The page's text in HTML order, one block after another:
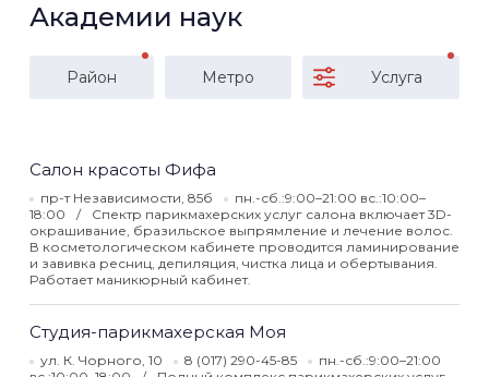
Академии наук
Район Метро Услуга
Салон красоты Фифа
пр-т Независимости, 85б
пн.-сб.:9:00–21:00 вс.:10:00–
18:00
Спектр парикмахерских услуг салона включает 3D-
окрашивание, бразильское выпрямление и лечение волос.
В косметологическом кабинете проводится ламинирование
и завивка ресниц, депиляция, чистка лица и обертывания.
Работает маникюрный кабинет.
Студия-парикмахерская Моя
ул. К. Чорного, 10 8 (017) 290-45-85
пн.-сб.:9:00–21:00